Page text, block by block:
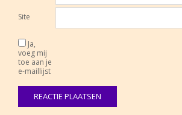
Site
Ja,
voeg mij
toe aan je
e-maillijst